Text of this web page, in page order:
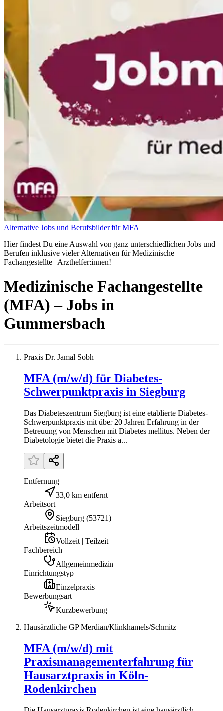
Alternative Jobs und Berufsbilder für MFA
Hier findest Du eine Auswahl von ganz unterschiedlichen Jobs und
Berufen inklusive vieler Alternativen für Medizinische
Fachangestellte | Arzthelfer:innen!
Medizinische Fachangestellte
(MFA) – Jobs in
Gummersbach
Praxis Dr. Jamal Sobh
MFA (m/w/d) für Diabetes-
Schwerpunktpraxis in Siegburg
Das Diabeteszentrum Siegburg ist eine etablierte Diabetes-
Schwerpunktpraxis mit über 20 Jahren Erfahrung in der
Betreuung von Menschen mit Diabetes mellitus. Neben der
Diabetologie bietet die Praxis a...
Entfernung
33,0 km entfernt
Arbeitsort
Siegburg (53721)
Arbeitszeitmodell
Vollzeit | Teilzeit
Fachbereich
Allgemeinmedizin
Einrichtungstyp
Einzelpraxis
Bewerbungsart
Kurzbewerbung
Hausärztliche GP Merdian/Klinkhamels/Schmitz
MFA (m/w/d) mit
Praxismanagementerfahrung für
Hausarztpraxis in Köln-
Rodenkirchen